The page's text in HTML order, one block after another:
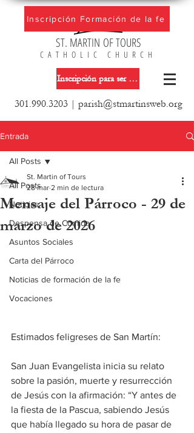
ST. MARTIN OF TOURS
CATHOLIC CHURCH
Inscripción para ser miembro de la iglesia
301.990.3203| parish@stmartinsweb.org
Inscripción Formación de la fe
Entrada
All Posts
Noticias
Despensa de Comida
Asuntos Sociales
Carta del Párroco
Noticias de formación de la fe
Vocaciones
All Posts
Mensaje del Párroco - 29 de
marzo de 2026
St. Martin of Tours
28 mar 2 min de lectura
Estimados feligreses de San Martín:
San Juan Evangelista inicia su relato
sobre la pasión, muerte y resurrección
de Jesús con la afirmación: “Y antes de
la fiesta de la Pascua, sabiendo Jesús
que había llegado su hora de pasar de